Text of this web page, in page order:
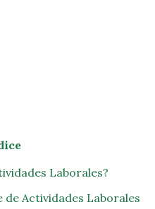
Laborales?
Actividades Laborales